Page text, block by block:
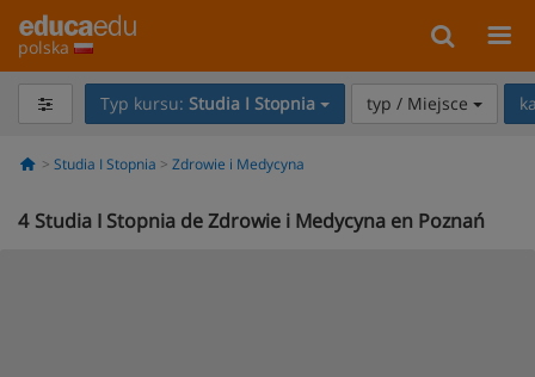
polska
Typ kursu: Studia I Stopnia typ / Miejsce
Studia I Stopnia Zdrowie i Medycyna
4 Studia I Stopnia de Zdrowie i Medycyna en Poznań